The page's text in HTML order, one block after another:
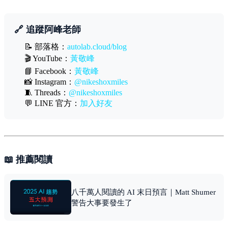
🔗 追蹤阿峰老師
📝 部落格： autolab.cloud/blog
🎬 YouTube： 黃敬峰
📘 Facebook： 黃敬峰
📸 Instagram： @nikeshoxmiles
🧵 Threads： @nikeshoxmiles
💬 LINE 官方： 加入好友
📖 推薦閱讀
八千萬人閱讀的 AI 末日預言｜Matt Shumer
警告大事要發生了